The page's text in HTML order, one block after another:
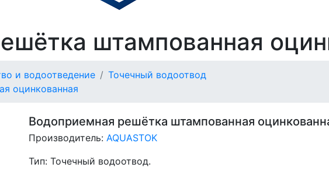
штампованная
и водоотведение
Точечный водоотвод
оцинкованная
Водоприемная решётка штампованная
Производитель: AQUASTOK
Тип: Точечный водоотвод.